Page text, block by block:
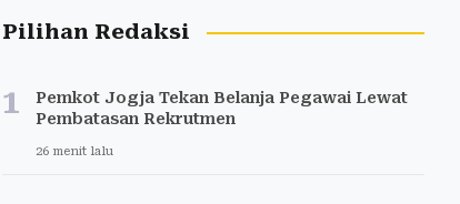
Pilihan Redaksi
1
Pemkot Jogja Tekan Belanja Pegawai Lewat
Pembatasan Rekrutmen
26 menit lalu